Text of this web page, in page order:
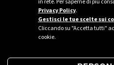
in rete. Per saperne di più
Privacy Policy.
Gestisci le tue scelte sui
Cliccando su "Accetta tutti"
cookie.